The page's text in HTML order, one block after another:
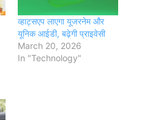
व्हाट्सएप लाएगा यूजरनेम और
यूनिक आईडी, बढ़ेगी प्राइवेसी
March 20, 2026
In "Technology"